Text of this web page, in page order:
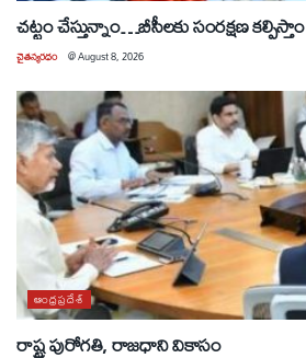
చట్టం చేస్తున్నాం…బీసీలకు సంరక్షణ కల్పిస్తాం
చైతన్యరధం @August 8, 2026
ఆంధ్రప్రదేశ్
రాష్ట్ర పురోగతి, రాజధాని వికాసం